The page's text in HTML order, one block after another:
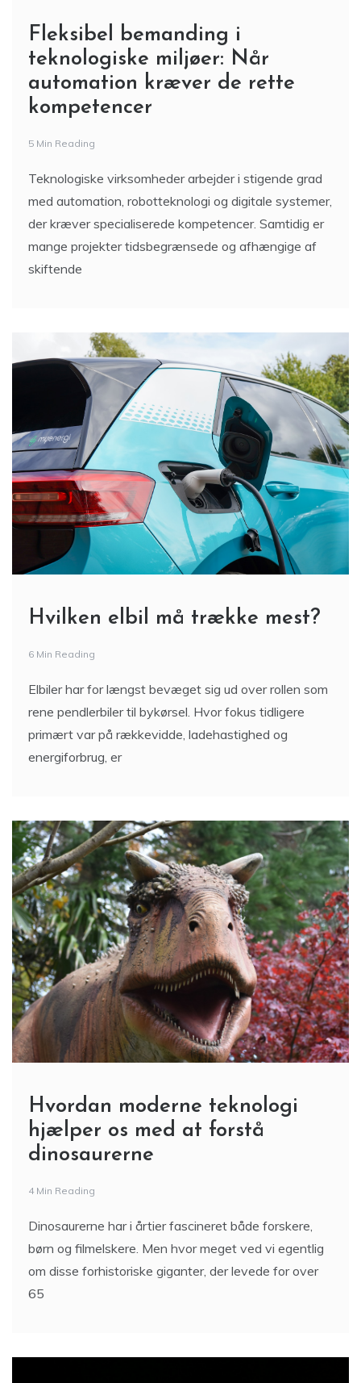
Fleksibel bemanding i
teknologiske miljøer: Når
automation kræver de rette
kompetencer
5 Min Reading
Teknologiske virksomheder arbejder i stigende grad
med automation, robotteknologi og digitale systemer,
der kræver specialiserede kompetencer. Samtidig er
mange projekter tidsbegrænsede og afhængige af
skiftende
Hvilken elbil må trække mest?
6 Min Reading
Elbiler har for længst bevæget sig ud over rollen som
rene pendlerbiler til bykørsel. Hvor fokus tidligere
primært var på rækkevidde, ladehastighed og
energiforbrug, er
Hvordan moderne teknologi
hjælper os med at forstå
dinosaurerne
4 Min Reading
Dinosaurerne har i årtier fascineret både forskere,
børn og filmelskere. Men hvor meget ved vi egentlig
om disse forhistoriske giganter, der levede for over
65